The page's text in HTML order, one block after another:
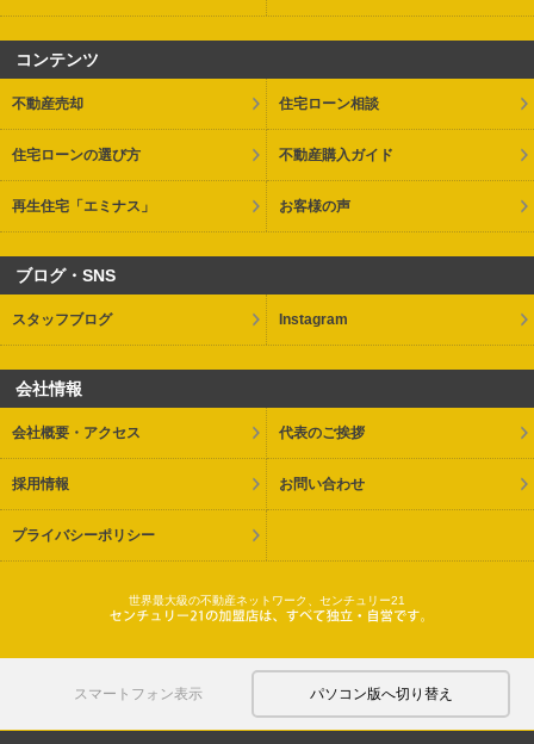
コンテンツ
不動産売却 住宅ローン相談
住宅ローンの選び方 不動産購入ガイド
再生住宅「エミナス」 お客様の声
ブログ・SNS
スタッフブログ Instagram
会社情報
会社概要・アクセス 代表のご挨拶
採用情報 お問い合わせ
プライバシーポリシー
世界最大級の不動産ネットワーク、センチュリー21
スマートフォン表示 パソコン版へ切り替え